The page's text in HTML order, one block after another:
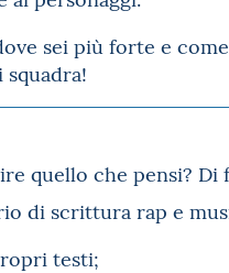
sei più forte e
quello che pensi? Di
di scrittura rap e
testi;